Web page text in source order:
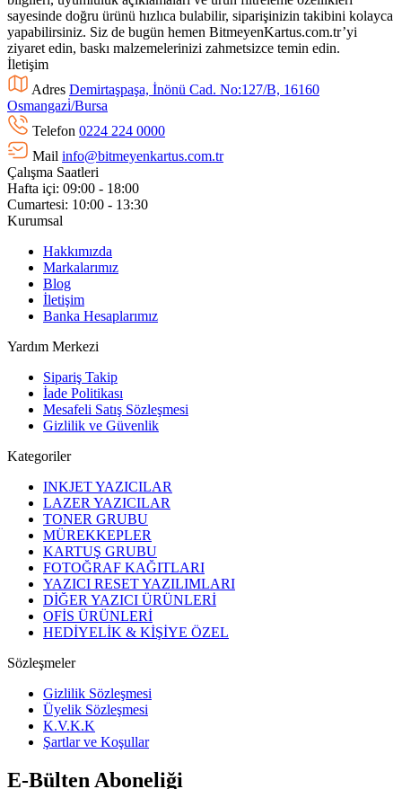
sayesinde doğru ürünü hızlıca bulabilir, siparişinizin takibini kolayca
yapabilirsiniz. Siz de bugün hemen BitmeyenKartus.com.tr’yi
ziyaret edin, baskı malzemelerinizi zahmetsizce temin edin.
İletişim
Adres Demirtaşpaşa, İnönü Cad. No:127/B, 16160
Osmangazi̇/Bursa
Telefon 0224 224 0000
Mail info@bitmeyenkartus.com.tr
Çalışma Saatleri
Hafta içi: 09:00 - 18:00
Cumartesi: 10:00 - 13:30
Kurumsal
Hakkımızda
Markalarımız
Blog
İletişim
Banka Hesaplarımız
Yardım Merkezi
Sipariş Takip
İade Politikası
Mesafeli Satış Sözleşmesi
Gizlilik ve Güvenlik
Kategoriler
INKJET YAZICILAR
LAZER YAZICILAR
TONER GRUBU
MÜREKKEPLER
KARTUŞ GRUBU
FOTOĞRAF KAĞITLARI
YAZICI RESET YAZILIMLARI
DİĞER YAZICI ÜRÜNLERİ
OFİS ÜRÜNLERİ
HEDİYELİK & KİŞİYE ÖZEL
Sözleşmeler
Gizlilik Sözleşmesi
Üyelik Sözleşmesi
K.V.K.K
Şartlar ve Koşullar
E-Bülten Aboneliği